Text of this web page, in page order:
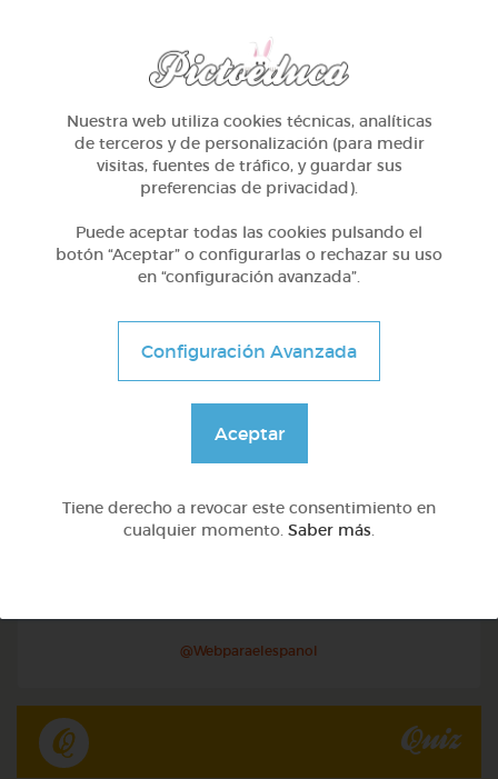
Otros
Dictado de sílabas y fonemas
@Webparaelespanol
@Webparaelespanol
Quiz
Nuestra web utiliza cookies técnicas, analíticas
de terceros y de personalización (para medir
visitas, fuentes de tráfico, y guardar sus
preferencias de privacidad).
Puede aceptar todas las cookies pulsando el
botón “Aceptar” o configurarlas o rechazar su uso
en “configuración avanzada”.
Configuración Avanzada
Aceptar
Tiene derecho a revocar este consentimiento en
cualquier momento. Saber más.